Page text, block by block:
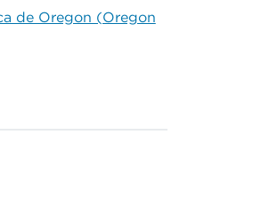
de Oregon (Oregon